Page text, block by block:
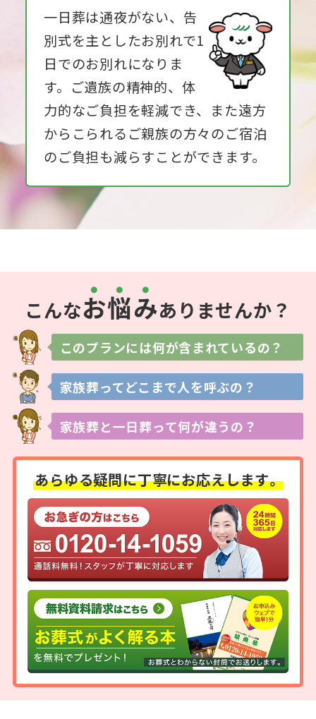
一日葬は通夜がない、告
別式を主としたお別れで1
日でのお別れになりま
す。ご遺族の精神的、体
力的なご負担を軽減でき、また遠方
からこられるご親族の方々のご宿泊
のご負担も減らすことができます。
こんなお悩みありませんか？
このプランには何が含まれているの？
家族葬ってどこまで人を呼ぶの？
家族葬と一日葬って何が違うの？
あらゆる疑問に丁寧にお応えします。